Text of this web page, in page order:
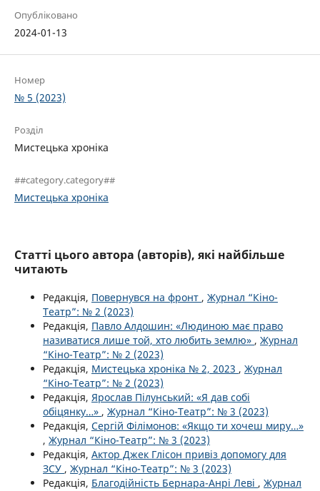
Опубліковано
2024-01-13
Номер
№ 5 (2023)
Розділ
Мистецька хроніка
##category.category##
Мистецька хроніка
Статті цього автора (авторів), які найбільше
читають
Редакція, Повернувся на фронт , Журнал “Кіно-
Театр”: № 2 (2023)
Редакція, Павло Алдошин: «Людиною має право
називатися лише той, хто любить землю» , Журнал
“Кіно-Театр”: № 2 (2023)
Редакція, Мистецька хроніка № 2, 2023 , Журнал
“Кіно-Театр”: № 2 (2023)
Редакція, Ярослав Пілунський: «Я дав собі
обіцянку…» , Журнал “Кіно-Театр”: № 3 (2023)
Редакція, Сергій Філімонов: «Якщо ти хочеш миру…»
, Журнал “Кіно-Театр”: № 3 (2023)
Редакція, Актор Джек Глісон привіз допомогу для
ЗСУ , Журнал “Кіно-Театр”: № 3 (2023)
Редакція, Благодійність Бернара-Анрі Леві , Журнал